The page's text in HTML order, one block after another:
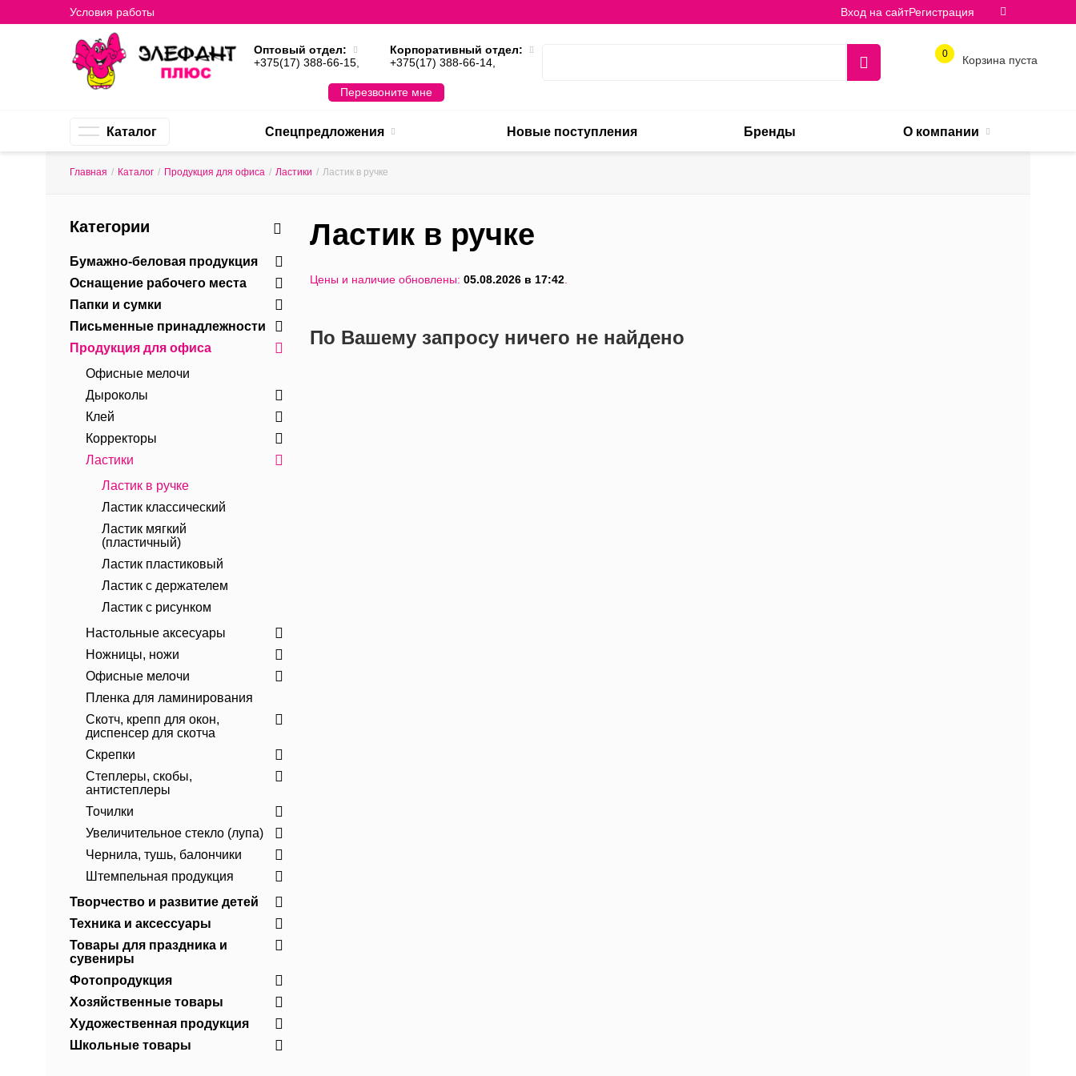
Условия работы Вход на сайтРегистрация
0 Корзина пуста
Оптовый отдел:
+375(17) 388-66-15,
Корпоративный отдел:
+375(17) 388-66-14,
Перезвоните мне
Каталог Спецпредложения Новые поступления Бренды О компании
Главная / Каталог / Продукция для офиса / Ластики / Ластик в ручке
Категории
Бумажно-беловая продукция
Оснащение рабочего места
Папки и сумки
Письменные принадлежности
Продукция для офиса
Офисные мелочи
Дыроколы
Клей
Корректоры
Ластики
Ластик в ручке
Ластик классический
Ластик мягкий
(пластичный)
Ластик пластиковый
Ластик с держателем
Ластик с рисунком
Настольные аксесуары
Ножницы, ножи
Офисные мелочи
Пленка для ламинирования
Скотч, крепп для окон,
диспенсер для скотча
Скрепки
Степлеры, скобы,
антистеплеры
Точилки
Увеличительное стекло (лупа)
Чернила, тушь, балончики
Штемпельная продукция
Творчество и развитие детей
Техника и аксессуары
Товары для праздника и
сувениры
Фотопродукция
Хозяйственные товары
Художественная продукция
Школьные товары
Ластик в ручке
Цены и наличие обновлены: 05.08.2026 в 17:42.
По Вашему запросу ничего не найдено